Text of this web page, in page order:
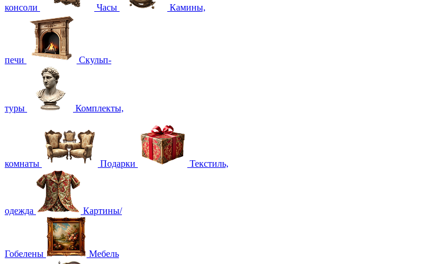
консоли Часы Камины,
печи Скульп-
туры Комплекты,
комнаты Подарки Текстиль,
одежда Картины/
Гобелены Мебель